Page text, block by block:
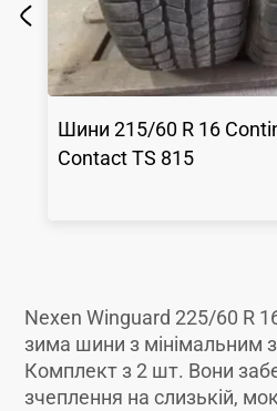
Шини215/60 R 16
Contact TS 815
Nexen Winguard 225/60 R
зима шини з мінімальним
Комплект з 2 шт. Вони
зчеплення на слизькій,